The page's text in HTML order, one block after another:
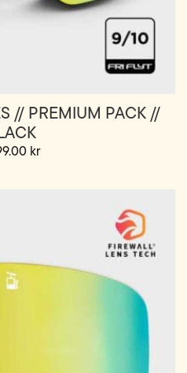
// PREMIUM PACK //
kr